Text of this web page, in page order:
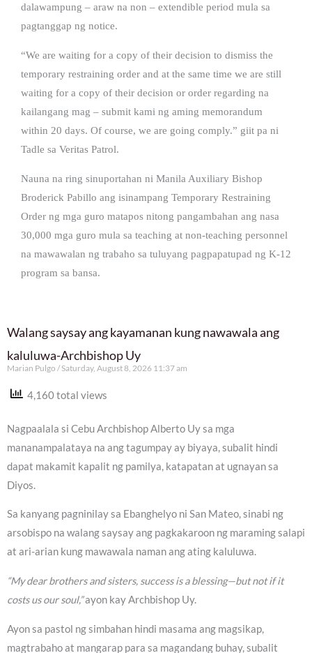
dalawampung – araw na non – extendible period mula sa
pagtanggap ng notice.
“We are waiting for a copy of their decision to dismiss the
temporary restraining order and at the same time we are still
waiting for a copy of their decision or order regarding na
kailangang mag – submit kami ng aming memorandum
within 20 days. Of course, we are going comply.” giit pa ni
Tadle sa Veritas Patrol.
Nauna na ring sinuportahan ni Manila Auxiliary Bishop
Broderick Pabillo ang isinampang Temporary Restraining
Order ng mga guro matapos nitong pangambahan ang nasa
30,000 mga guro mula sa teaching at non-teaching personnel
na mawawalan ng trabaho sa tuluyang pagpapatupad ng K-12
program sa bansa.
Walang saysay ang kayamanan kung nawawala ang
kaluluwa-Archbishop Uy
Marian Pulgo Saturday, August 8, 2026 11:37 am
4,160 total views
Nagpaalala si Cebu Archbishop Alberto Uy sa mga
mananampalataya na ang tagumpay ay biyaya, subalit hindi
dapat makamit kapalit ng pamilya, katapatan at ugnayan sa
Diyos.
Sa kanyang pagninilay sa Ebanghelyo ni San Mateo, sinabi ng
arsobispo na walang saysay ang pagkakaroon ng maraming salapi
at ari-arian kung mawawala naman ang ating kaluluwa.
“My dear brothers and sisters, success is a blessing—but not if it
costs us our soul,”ayon kay Archbishop Uy.
Ayon sa pastol ng simbahan hindi masama ang magsikap,
magtrabaho at mangarap para sa magandang buhay, subalit